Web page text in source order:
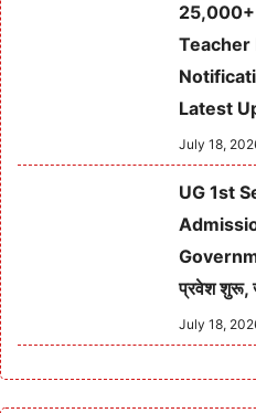
Teacher
Latest
July 18,
UG 1st
प्रवेश शुरू,
July 18,